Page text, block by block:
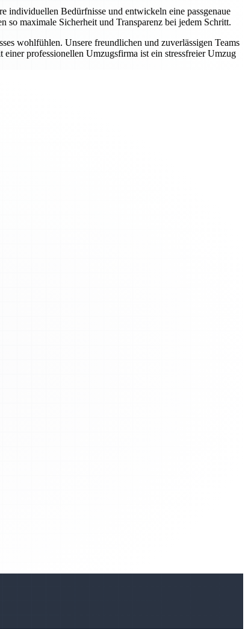
individuellen Bedürfnisse und entwickeln eine passgenaue
so maximale Sicherheit und Transparenz bei jedem Schritt.
wohlfühlen. Unsere freundlichen und zuverlässigen Teams
professionellen Umzugsfirma ist ein stressfreier Umzug